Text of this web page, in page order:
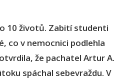
10 životů. Zabití studenti
co v nemocnici podlehla
že pachatel Artur A.
spáchal sebevraždu. V